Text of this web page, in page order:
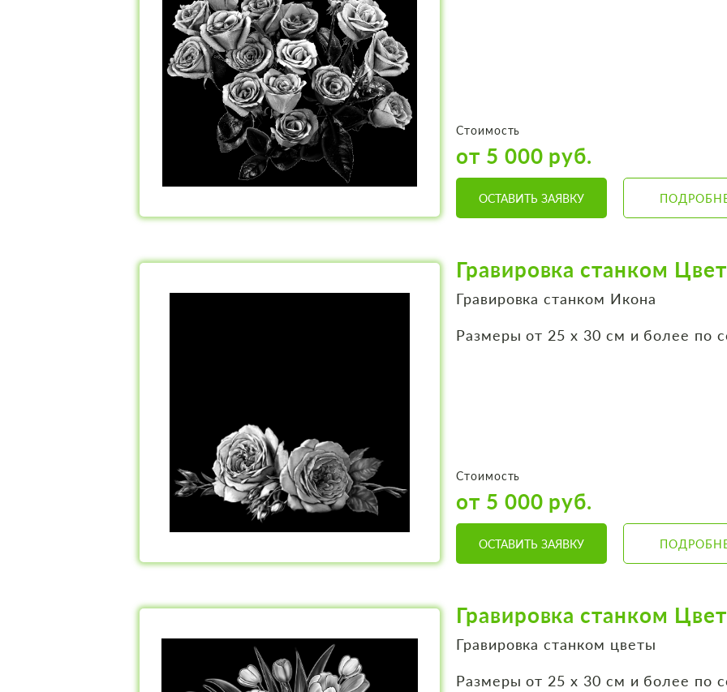
Стоимость
от 5 000 руб.
ОСТАВИТЬ ЗАЯВКУ
Гравировка станком
Гравировка станком Икона
Размеры от 25 х 30 см и более по
Стоимость
от 5 000 руб.
ОСТАВИТЬ ЗАЯВКУ
Гравировка станком
Гравировка станком цветы
Размеры от 25 х 30 см и более по